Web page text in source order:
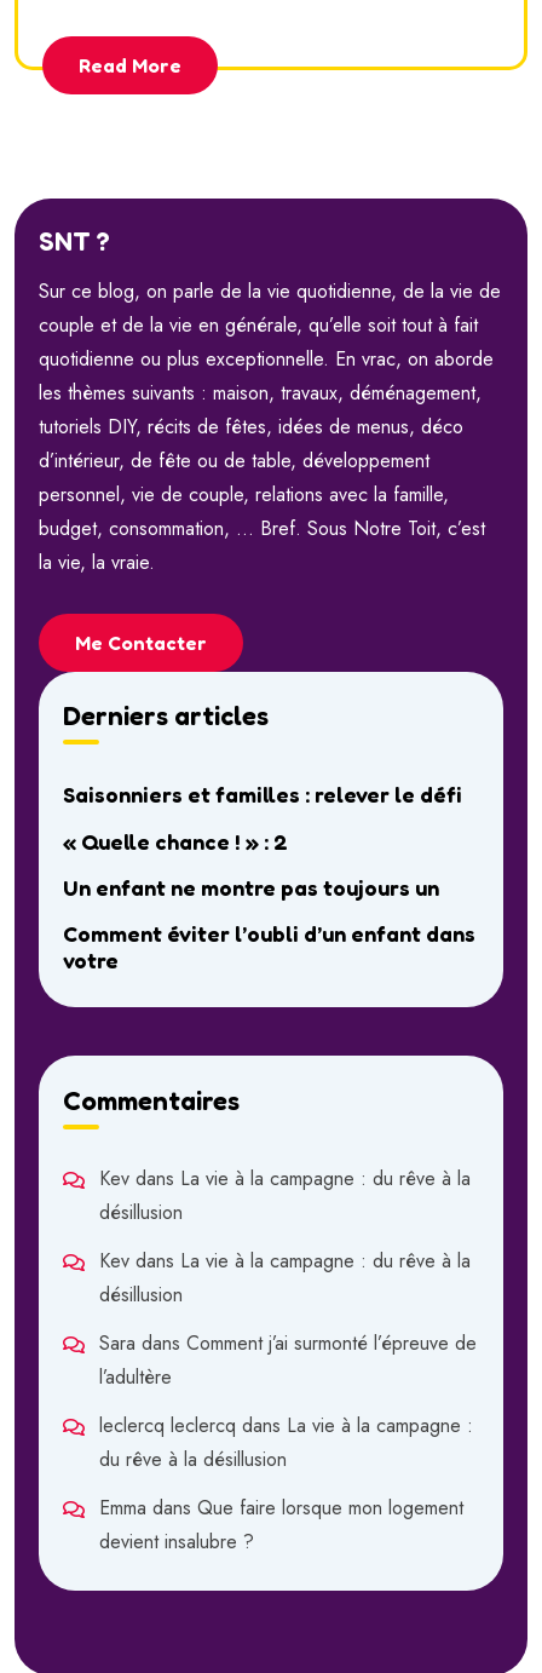
Read More
SNT ?
Sur ce blog, on parle de la vie quotidienne, de la vie de
couple et de la vie en générale, qu’elle soit tout à fait
quotidienne ou plus exceptionnelle. En vrac, on aborde
les thèmes suivants : maison, travaux, déménagement,
tutoriels DIY, récits de fêtes, idées de menus, déco
d’intérieur, de fête ou de table, développement
personnel, vie de couple, relations avec la famille,
budget, consommation, … Bref. Sous Notre Toit, c’est
la vie, la vraie.
Me Contacter
Derniers articles
Saisonniers et familles : relever le défi
« Quelle chance ! » : 2
Un enfant ne montre pas toujours un
Comment éviter l’oubli d’un enfant dans
votre
Commentaires
Kev dans La vie à la campagne : du rêve à la
désillusion
Kev dans La vie à la campagne : du rêve à la
désillusion
Sara dans Comment j’ai surmonté l’épreuve de
l’adultère
leclercq leclercq dans La vie à la campagne :
du rêve à la désillusion
Emma dans Que faire lorsque mon logement
devient insalubre ?